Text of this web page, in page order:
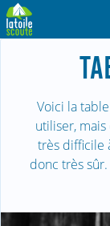
Voici la
utiliser, mais
très difficile
donc très